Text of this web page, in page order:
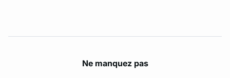
Ne manquez pas